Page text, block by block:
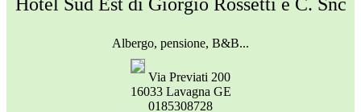
Hotel Sud Est di Giorgio Rossetti e C. Snc
Albergo, pensione, B&B...
Via Previati 200
16033 Lavagna GE
0185308728